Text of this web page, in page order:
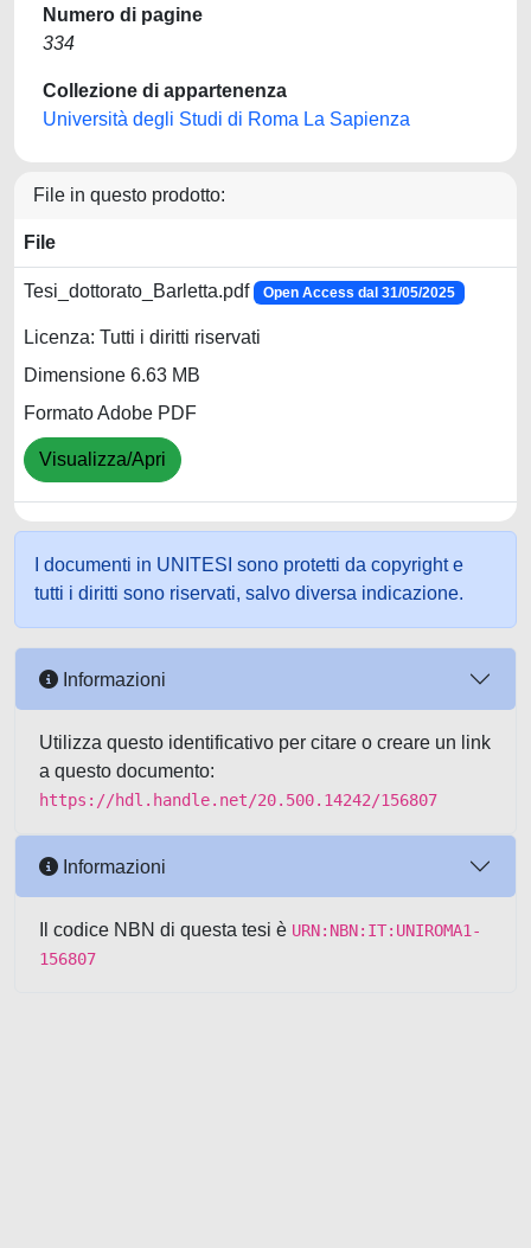
Numero di pagine
334
Collezione di appartenenza
Università degli Studi di Roma La Sapienza
File in questo prodotto:
File
Tesi_dottorato_Barletta.pdf Open Access dal 31/05/2025
Licenza: Tutti i diritti riservati
Dimensione 6.63 MB
Formato Adobe PDF
Visualizza/Apri
I documenti in UNITESI sono protetti da copyright e
tutti i diritti sono riservati, salvo diversa indicazione.
Informazioni
Utilizza questo identificativo per citare o creare un link
a questo documento:
https://hdl.handle.net/20.500.14242/156807
Informazioni
Il codice NBN di questa tesi è URN:NBN:IT:UNIROMA1-
156807